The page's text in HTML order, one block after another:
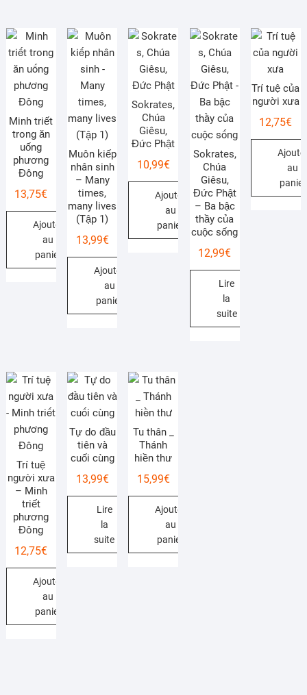
Minh triết
trong ăn
uống
phương
Đông
13,75€
Ajouter
au
panier
Muôn kiếp
nhân sinh
– Many
times,
many lives
(Tập 1)
13,99€
Ajouter
au
panier
Sokrates,
Chúa
Giêsu,
Đức Phật
10,99€
Ajouter
au
panier
Sokrates,
Chúa
Giêsu,
Đức Phật
– Ba bậc
thầy của
cuộc sống
12,99€
Lire
la
suite
Trí tuệ của
người xưa
12,75€
au
panier
Trí tuệ
người xưa
– Minh
triết
phương
Đông
12,75€
Ajouter
au
panier
Tự do đầu
tiên và
cuối cùng
13,99€
Lire
la
suite
Tu thân _
Thánh
hiền thư
15,99€
Ajouter
au
panier